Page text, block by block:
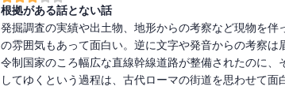
根拠がある話とない話
発掘調査の実績や出土物、地形からの考察など現物を
の雰囲気もあって面白い。逆に文字や発音からの考察
令制国家のころ幅広な直線幹線道路が整備されたのに
してゆくという過程は、古代ローマの街道を思わせて